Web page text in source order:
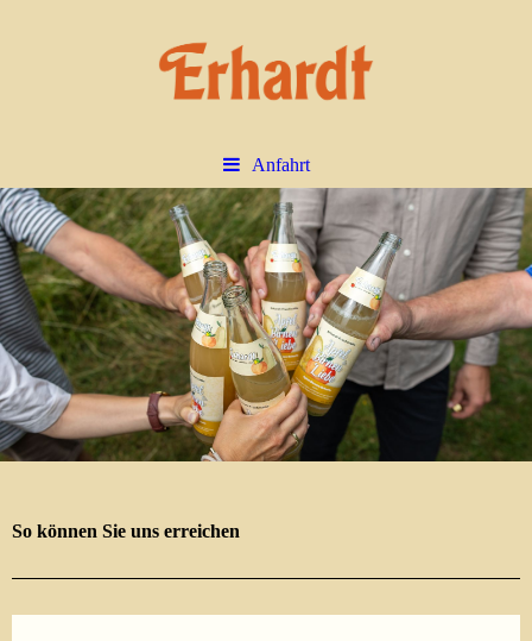
Anfahrt
So können Sie uns erreichen